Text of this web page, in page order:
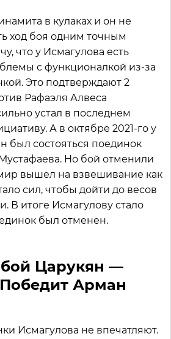
в кулаках и он не
ход боя одним точным
что у Исмагулова есть
с функционалкой из-за
Это подтверждают 2
Рафаэля Алвеса
устал в последнем
А в октябре 2021-го у
был состояться поединок
Но бой отменили
вышел на взвешивание как
сил, чтобы дойти до весов
В итоге Исмагулову стало
был отменен.
Царукян —
Арман
Исмагулова не впечатляют.